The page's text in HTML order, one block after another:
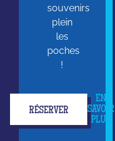
souvenirs
plein
les
poches
!
RÉSERVER
EN
SAVOIR
PLUS